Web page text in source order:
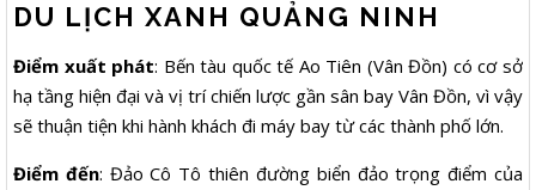
DU LỊCH XANH QUẢNG NINH
Điểm xuất phát: Bến tàu quốc tế Ao Tiên (Vân Đồn) có cơ sở
hạ tầng hiện đại và vị trí chiến lược gần sân bay Vân Đồn, vì vậy
sẽ thuận tiện khi hành khách đi máy bay từ các thành phố lớn.
Điểm đến: Đảo Cô Tô thiên đường biển đảo trọng điểm của